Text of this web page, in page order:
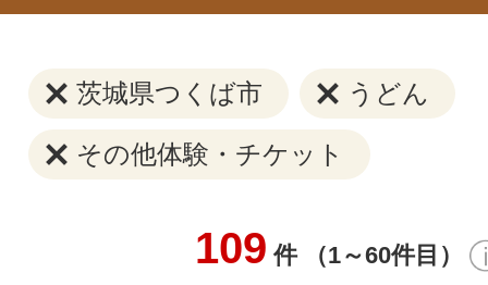
茨城県つくば市 うどん
その他体験・チケット
109 件 （1～60件目）